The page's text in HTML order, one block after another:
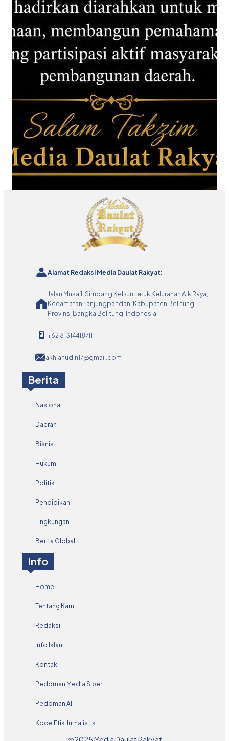
Alamat Redaksi Media Daulat Rakyat:
Jalan Musa 1, Simpang Kebun Jeruk Kelurahan Aik Raya,
Kecamatan Tanjungpandan, Kabupaten Belitung,
Provinsi Bangka Belitung, Indonesia.
+62 81314418711
akhlanudin17@gmail.com
Berita
Nasional
Daerah
Bisnis
Hukum
Politik
Pendidikan
Lingkungan
Berita Global
Info
Home
Tentang Kami
Redaksi
Info Iklan
Kontak
Pedoman Media Siber
Pedoman AI
Kode Etik Jurnalistik